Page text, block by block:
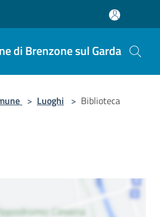
di Brenzone sul Garda
> Luoghi > Biblioteca